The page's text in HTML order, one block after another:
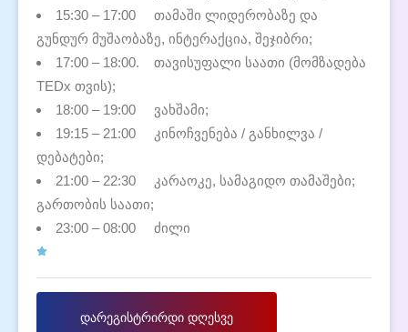
15:30 – 17:00
თამაში ლიდერობაზე და
გუნდურ მუშაობაზე, ინტერაქცია, შეჯიბრი;
17:00 – 18:00.
თავისუფალი საათი (მომზადება
TEDx თვის);
18:00 – 19:00
ვახშამი;
19:15 – 21:00
კინოჩვენება / განხილვა /
დებატები;
21:00 – 22:30
კარაოკე, სამაგიდო თამაშები;
გართობის საათი;
23:00 – 08:00
ძილი
დარეგისტრირდი დღესვე